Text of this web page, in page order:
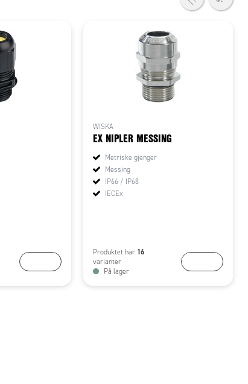
WISKA
EX NIPLER MESSING
Metriske gjenger
Messing
IP66 / IP68
IECEx
Produktet har 16
varianter
På lager